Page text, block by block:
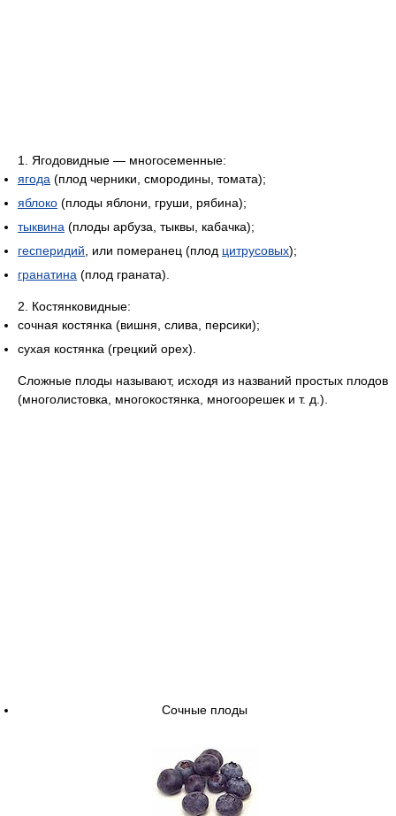
1. Ягодовидные — многосеменные:
ягода (плод черники, смородины, томата);
яблоко (плоды яблони, груши, рябина);
тыквина (плоды арбуза, тыквы, кабачка);
гесперидий , или померанец (плод цитрусовых);
гранатина (плод граната).
2. Костянковидные:
сочная костянка (вишня, слива, персики);
сухая костянка (грецкий орех).
Сложные плоды называют, исходя из названий простых плодов
(многолистовка, многокостянка, многоорешек и т. д.).
Сочные плоды